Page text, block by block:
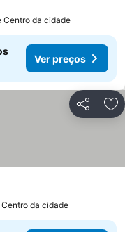
Centro da cidade
Ver preços
Partilhar
da cidade